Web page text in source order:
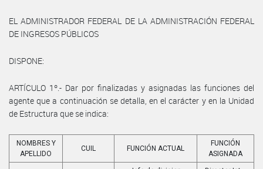
EL ADMINISTRADOR FEDERAL DE LA ADMINISTRACIÓN FEDERAL
DE INGRESOS PÚBLICOS
DISPONE:
ARTÍCULO 1º.- Dar por finalizadas y asignadas las funciones del
agente que a continuación se detalla, en el carácter y en la Unidad
de Estructura que se indica:
NOMBRES Y
APELLIDO
CUIL FUNCIÓN ACTUAL
FUNCIÓN
ASIGNADA